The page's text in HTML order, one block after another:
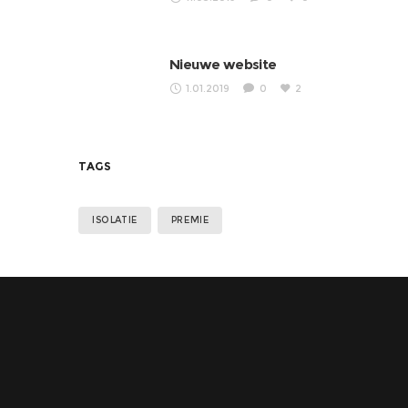
Nieuwe website
1.01.2019 0 2
TAGS
ISOLATIE PREMIE